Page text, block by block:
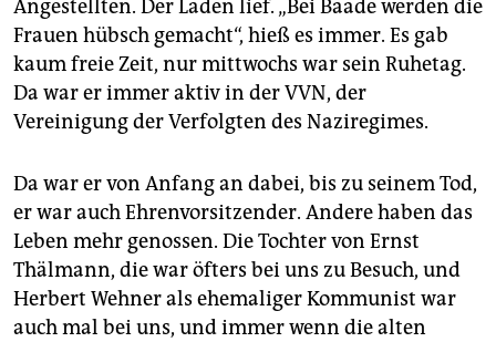
Angestellten. Der Laden lief. „Bei Baade werden die
Frauen hübsch gemacht“, hieß es immer. Es gab
kaum freie Zeit, nur mittwochs war sein Ruhetag.
Da war er immer aktiv in der VVN, der
Vereinigung der Verfolgten des Naziregimes.
Da war er von Anfang an dabei, bis zu seinem Tod,
er war auch Ehrenvorsitzender. Andere haben das
Leben mehr genossen. Die Tochter von Ernst
Thälmann, die war öfters bei uns zu Besuch, und
Herbert Wehner als ehemaliger Kommunist war
auch mal bei uns, und immer wenn die alten